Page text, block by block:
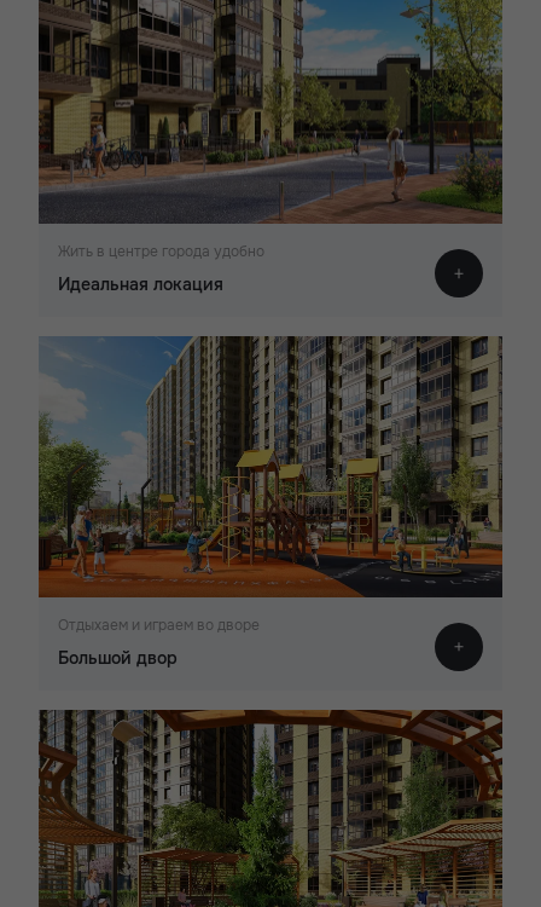
Жить в центре города удобно
Идеальная локация
Отдыхаем и играем во дворе
Большой двор